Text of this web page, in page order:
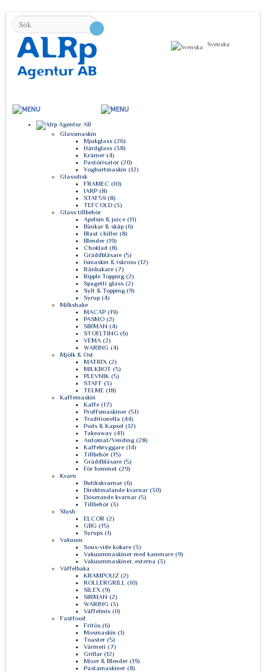
Svenska
Glassmaskin
Mjukglass (26)
Hårdglass (38)
Krämer (4)
Pastörisator (20)
Yoghurtmaskin (12)
Glassdisk
FRAMEC (10)
IARP (8)
STAF59 (8)
TEFCOLD (3)
Glass tillbehör
Apelsin & juice (11)
Bänkar & skåp (6)
Blast chiller (8)
Blender (19)
Choklad (8)
Gräddblåsare (5)
Ismaskin & iskross (12)
Rånbakare (7)
Ripple Topping (2)
Spagetti glass (2)
Sylt & Topping (9)
Syrup (4)
Milkshake
MACAP (19)
PASMO (2)
SIRMAN (4)
STOELTING (6)
VEMA (2)
WARING (4)
Mjölk & Ost
MATRIX (2)
MILKBOT (5)
PLEVNIK (5)
STAFF (3)
TELME (18)
Kaffemaskin
Kaffe (17)
Proffsmaskiner (51)
Traditionella (44)
Pods & Kapsel (12)
Takeaway (41)
Automat/Vending (28)
Kaffebryggare (14)
Tillbehör (15)
Gräddblåsare (5)
För hemmet (29)
Kvarn
Butikskvarnar (6)
Direktmalande kvarnar (30)
Doserande kvarnar (5)
Tillbehör (3)
Slush
ELCOR (2)
GBG (15)
Syrups (1)
Vakuum
Sous-vide kokare (3)
Vakuummaskiner med kammare (9)
Vakuummaskiner, externa (3)
Våffelbaka
KRAMPOUZ (2)
ROLLERGRILL (10)
SILEX (9)
SIRMAN (2)
WARING (3)
Våffelmix (0)
Fastfood
Fritös (6)
Mosmaskin (1)
Toaster (5)
Värmeri (7)
Grillar (12)
Mixer & Blender (19)
Pastamaskiner (8)